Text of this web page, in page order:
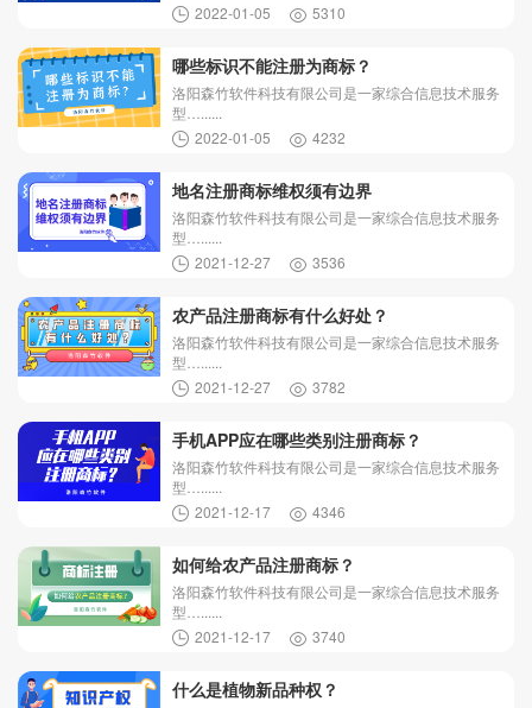
2022-01-05
5310
哪些标识不能注册为商标？
洛阳森竹软件科技有限公司是一家综合信息技术服务
型…......
2022-01-05
4232
地名注册商标维权须有边界
洛阳森竹软件科技有限公司是一家综合信息技术服务
型…......
2021-12-27
3536
农产品注册商标有什么好处？
洛阳森竹软件科技有限公司是一家综合信息技术服务
型…......
2021-12-27
3782
手机APP应在哪些类别注册商标？
洛阳森竹软件科技有限公司是一家综合信息技术服务
型…......
2021-12-17
4346
如何给农产品注册商标？
洛阳森竹软件科技有限公司是一家综合信息技术服务
型…......
2021-12-17
3740
什么是植物新品种权？